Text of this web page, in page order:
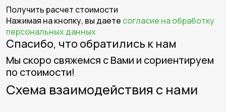
Получить расчет стоимости
Нажимая на кнопку, вы даете согласие на обработку
персональных данных
Спасибо, что обратились к нам
Мы скоро свяжемся с Вами и сориентируем
по стоимости!
Схема взаимодействия с нами